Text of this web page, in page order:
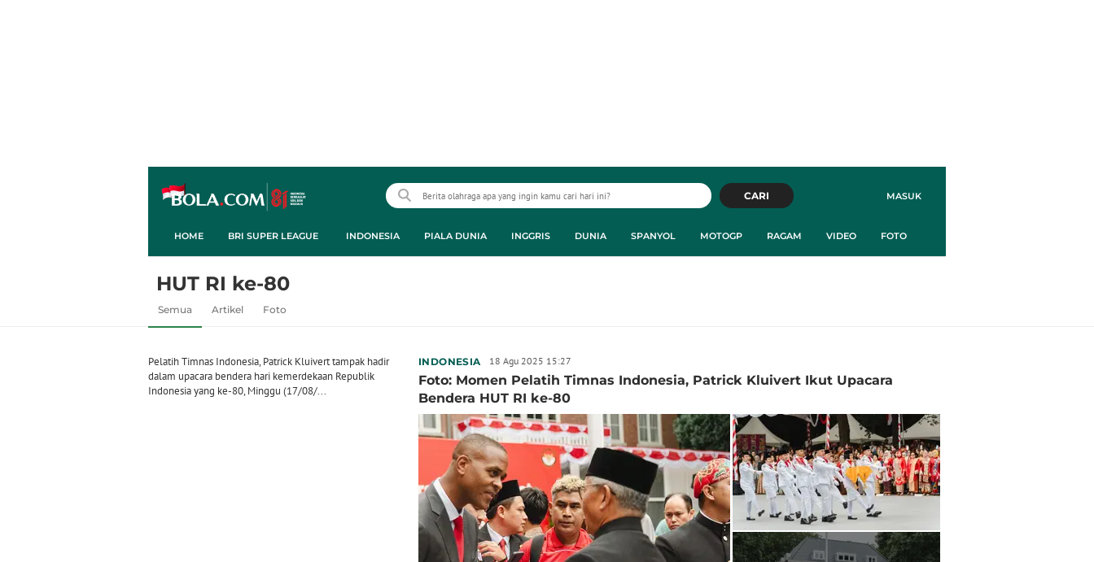
MASUK
CARI
HOME BRI SUPER LEAGUE INDONESIA PIALA DUNIA INGGRIS DUNIA SPANYOL MOTOGP RAGAM VIDEO FOTO
HUT RI ke-80
Semua Artikel Foto
Pelatih Timnas Indonesia, Patrick Kluivert tampak hadir
dalam upacara bendera hari kemerdekaan Republik
Indonesia yang ke-80, Minggu (17/08/...
INDONESIA 18 Agu 2025 15:27
Foto: Momen Pelatih Timnas Indonesia, Patrick Kluivert Ikut Upacara
Bendera HUT RI ke-80